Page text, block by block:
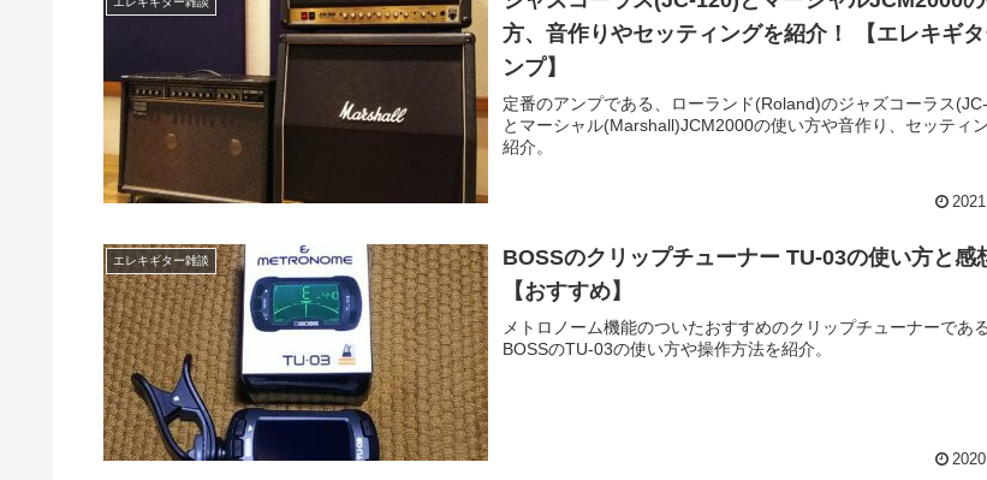
方、音作りやセッティングを紹介！ 【エレキギ
ンプ】
定番のアンプである、ローランド(Roland)のジャズコーラス
とマーシャル(Marshall)JCM2000の使い方や音作り、セッティ
紹介。
エレキギター雑談
BOSSのクリップチューナー TU-03の使い方と感
【おすすめ】
メトロノーム機能のついたおすすめのクリップチューナーである
BOSSのTU-03の使い方や操作方法を紹介。